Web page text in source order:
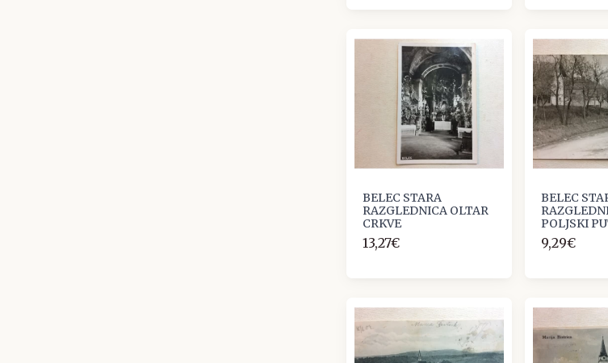
BELEC STARA
RAZGLEDNICA OLTAR
CRKVE
13,27€
BELEC
POLJSKI
9,29€